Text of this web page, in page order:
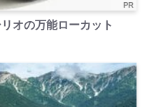
PR
オの万能ローカット